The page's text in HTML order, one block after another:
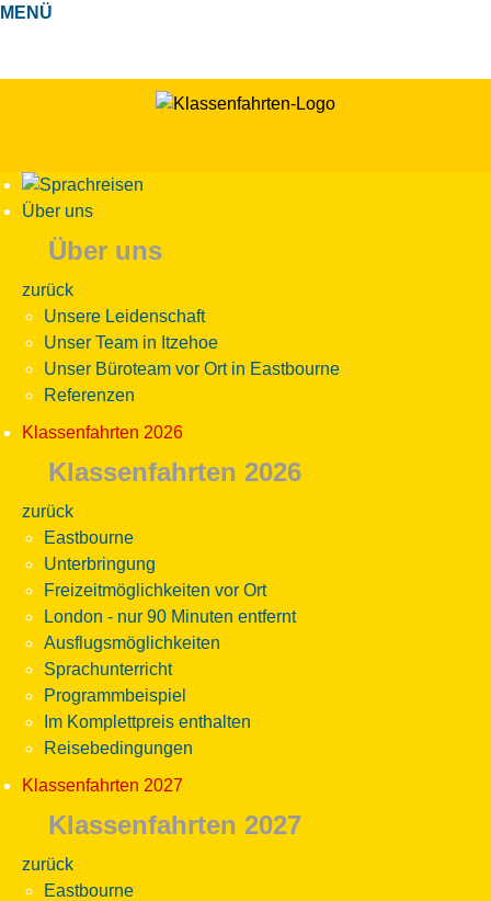
MENÜ
Über uns
Über uns
zurück
Unsere Leidenschaft
Unser Team in Itzehoe
Unser Büroteam vor Ort in Eastbourne
Referenzen
Klassenfahrten 2026
Klassenfahrten 2026
zurück
Eastbourne
Unterbringung
Freizeitmöglichkeiten vor Ort
London - nur 90 Minuten entfernt
Ausflugsmöglichkeiten
Sprachunterricht
Programmbeispiel
Im Komplettpreis enthalten
Reisebedingungen
Klassenfahrten 2027
Klassenfahrten 2027
zurück
Eastbourne